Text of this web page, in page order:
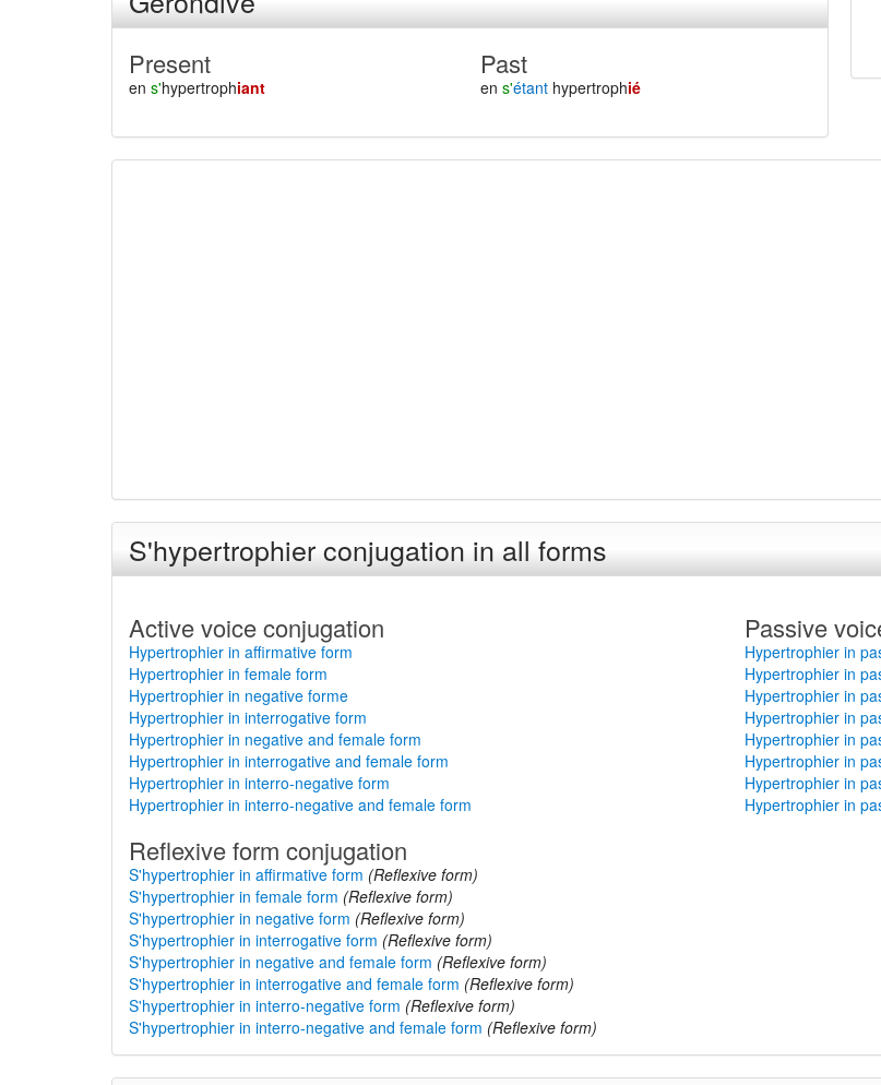
Present
en s'hypertrophiant
Past
ens'étant hypertrophié
S'hypertrophier conjugation in all forms
Active voice conjugation
Hypertrophier in affirmative form
Hypertrophier in female form
Hypertrophier in negative forme
Hypertrophier in interrogative form
Hypertrophier in negative and female form
Hypertrophier in interrogative and female form
Hypertrophier in interro-negative form
Hypertrophier in interro-negative and female form
Passive
Hypertrophier in
Hypertrophier in
Hypertrophier in
Hypertrophier in
Hypertrophier in
Hypertrophier in
Hypertrophier in
Hypertrophier in
Reflexive form conjugation
S'hypertrophier in affirmative form (Reflexive form)
S'hypertrophier in female form (Reflexive form)
S'hypertrophier in negative form (Reflexive form)
S'hypertrophier in interrogative form (Reflexive form)
S'hypertrophier in negative and female form (Reflexive form)
S'hypertrophier in interrogative and female form (Reflexive form)
S'hypertrophier in interro-negative form (Reflexive form)
S'hypertrophier in interro-negative and female form (Reflexive form)